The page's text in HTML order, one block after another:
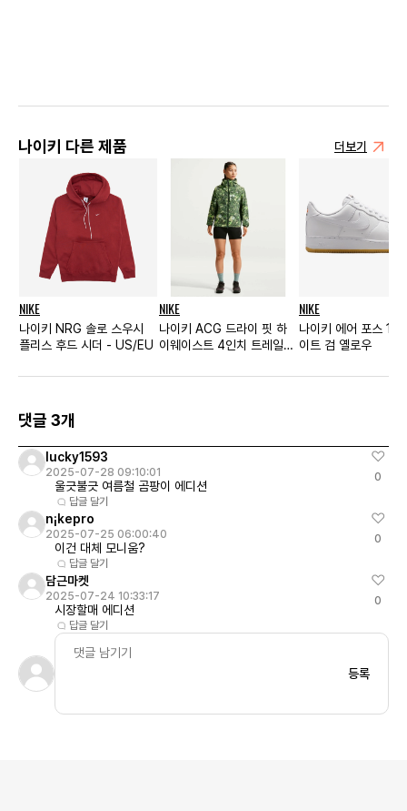
나이키 다른 제품 더보기
NIKE
나이키 NRG 솔로 스우시
플리스 후드 시더 - US/EU
NIKE
나이키 ACG 드라이 핏 하
이웨이스트 4인치 트레일
이트
NIKE
나이키 에어 포스 1
이트 검 옐로우
댓글 3개
lucky1593
2025-07-28 09:10:01
울긋불긋 여름철 곰팡이 에디션
답글 달기
0
n¡kepro
2025-07-25 06:00:40
이건 대체 모니움?
답글 달기
0
담근마켓
2025-07-24 10:33:17
시장할매 에디션
답글 달기
0
등록